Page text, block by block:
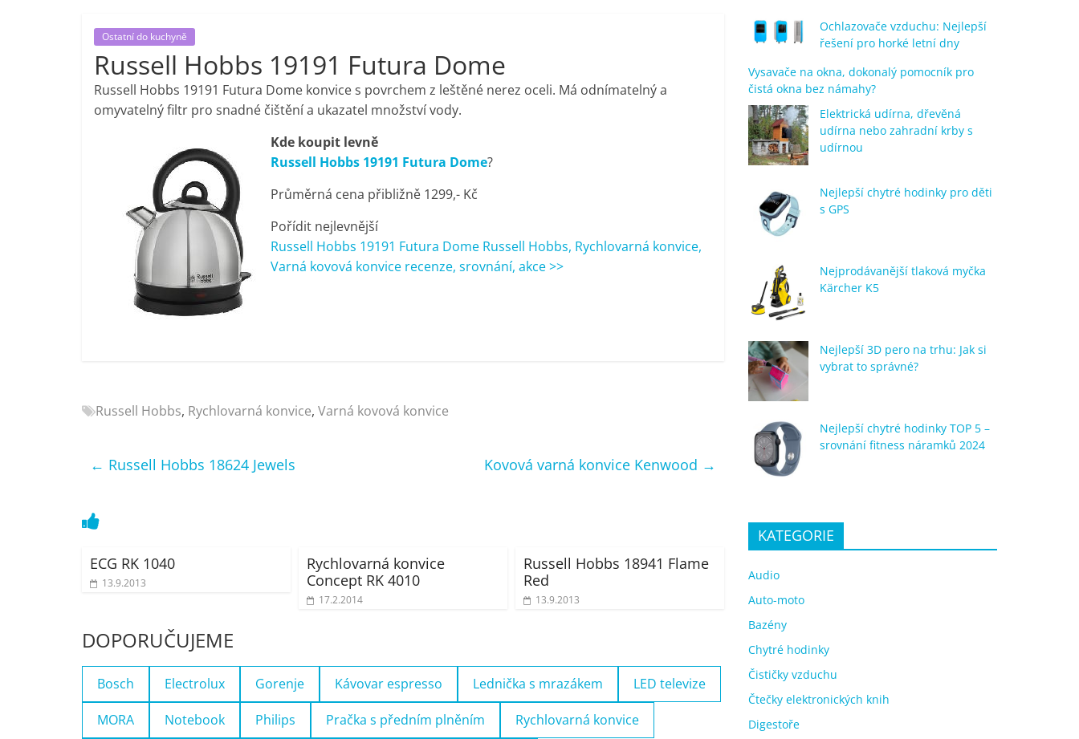
porovnání,
pračky,
televize,
notebooky,
mobilní
telefony,
kávovary,
porovnání
recenze,
televize,
notebooky,
telefony,
kávovary,
Ostatní do kuchyně
Russell Hobbs 19191 Futura Dome
Russell Hobbs 19191 Futura Dome konvice s povrchem z leštěné nerez oceli. Má odnímatelný a
omyvatelný filtr pro snadné čištění a ukazatel množství vody.
Kde koupit levně
Russell Hobbs 19191 Futura Dome?
Průměrná cena přibližně 1299,- Kč
Pořídit nejlevnější
Russell Hobbs 19191 Futura Dome Russell Hobbs, Rychlovarná konvice,
Varná kovová konvice recenze, srovnání, akce >>
Russell Hobbs, Rychlovarná konvice, Varná kovová konvice
← Russell Hobbs 18624 Jewels Kovová varná konvice Kenwood →
ECG RK 1040
13.9.2013
Rychlovarná konvice
Concept RK 4010
17.2.2014
Russell Hobbs 18941 Flame
Red
13.9.2013
DOPORUČUJEME
Bosch Electrolux Gorenje Kávovar espresso Lednička s mrazákem LED televize
MORA Notebook Philips Pračka s předním plněním Rychlovarná konvice
Ochlazovače vzduchu: Nejlepší
řešení pro horké letní dny
Vysavače na okna, dokonalý pomocník pro
čistá okna bez námahy?
Elektrická udírna, dřevěná
udírna nebo zahradní krby s
udírnou
Nejlepší chytré hodinky pro děti
s GPS
Nejprodávanější tlaková myčka
Kärcher K5
Nejlepší 3D pero na trhu: Jak si
vybrat to správné?
Nejlepší chytré hodinky TOP 5 –
srovnání fitness náramků 2024
KATEGORIE
Audio
Auto-moto
Bazény
Chytré hodinky
Čističky vzduchu
Čtečky elektronických knih
Digestoře